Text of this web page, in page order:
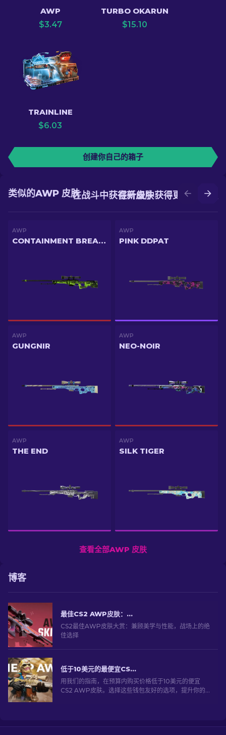
AWP
$3.47
TURBO OKARUN
$15.10
TRAINLINE
$6.03
创建你自己的箱子
在升级中获得更好的皮肤
在战斗中获得新皮肤
类似的AWP 皮肤
AWP
CONTAINMENT BREACH
AWP
PINK DDPAT
AWP
GUNGNIR
AWP
NEO-NOIR
AWP
THE END
AWP
SILK TIGER
查看全部AWP 皮肤
博客
最佳CS2 AWP皮肤：狙击手的选择[2026]
CS2最佳AWP皮肤大赏：兼顾美学与性能，战场上的绝
佳选择
低于10美元的最便宜CS2 AWP皮肤：完整列表 [2026]
用我们的指南，在预算内购买价格低于10美元的便宜
CS2 AWP皮肤。选择这些钱包友好的选项，提升你的